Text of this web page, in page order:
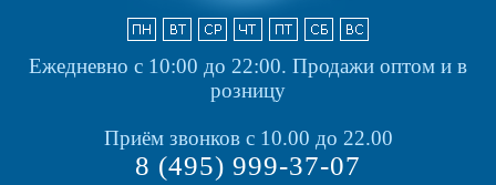
Ежедневно с 10:00 до 22:00. Продажи оптом и в
розницу
Приём звонков с 10.00 до 22.00
8 (495) 999-37-07